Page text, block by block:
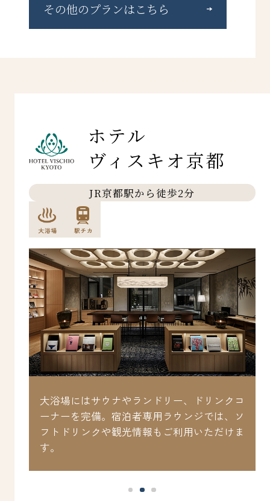
その他のプランはこちら
ホテル
ヴィスキオ京都
JR京都駅から徒歩2分
大浴場にはサウナやランドリー、ドリンクコ
ーナーを完備。宿泊者専用ラウンジでは、ソ
フトドリンクや観光情報もご利用いただけま
す。